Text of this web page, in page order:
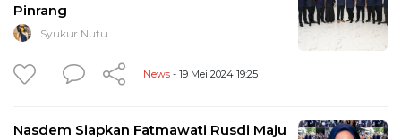
Pinrang
Syukur Nutu
News - 19 Mei 2024 19:25
Nasdem Siapkan Fatmawati Rusdi Maju